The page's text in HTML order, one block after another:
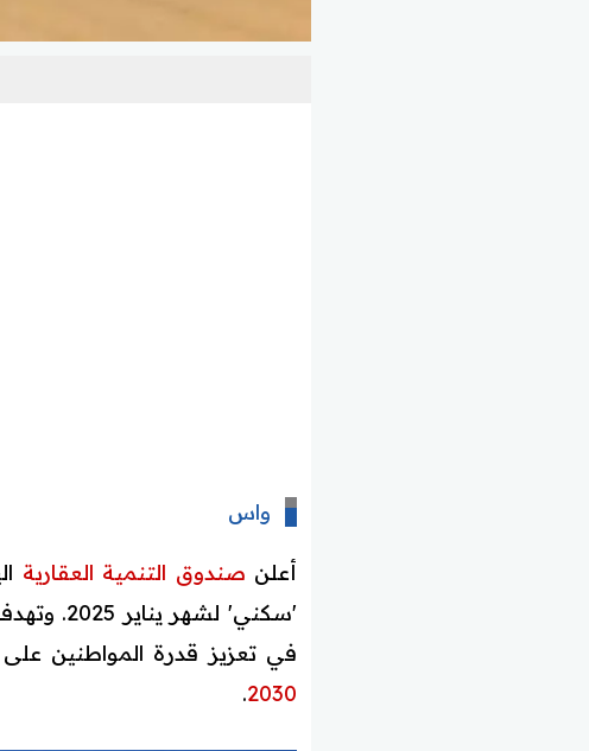
واس
أعلن صندوق التنمية العقارية
'سكني'
في تعزيز قدرة المواطنين
2030
.